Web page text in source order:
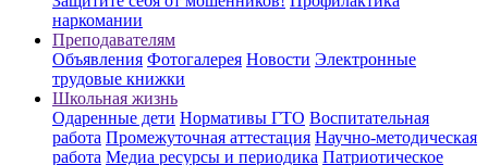
наркомании
Преподавателям
Объявления Фотогалерея Новости Электронные
трудовые книжки
Школьная жизнь
Одаренные дети Нормативы ГТО Воспитательная
работа Промежуточная аттестация Научно-методическая
работа Медиа ресурсы и периодика Патриотическое